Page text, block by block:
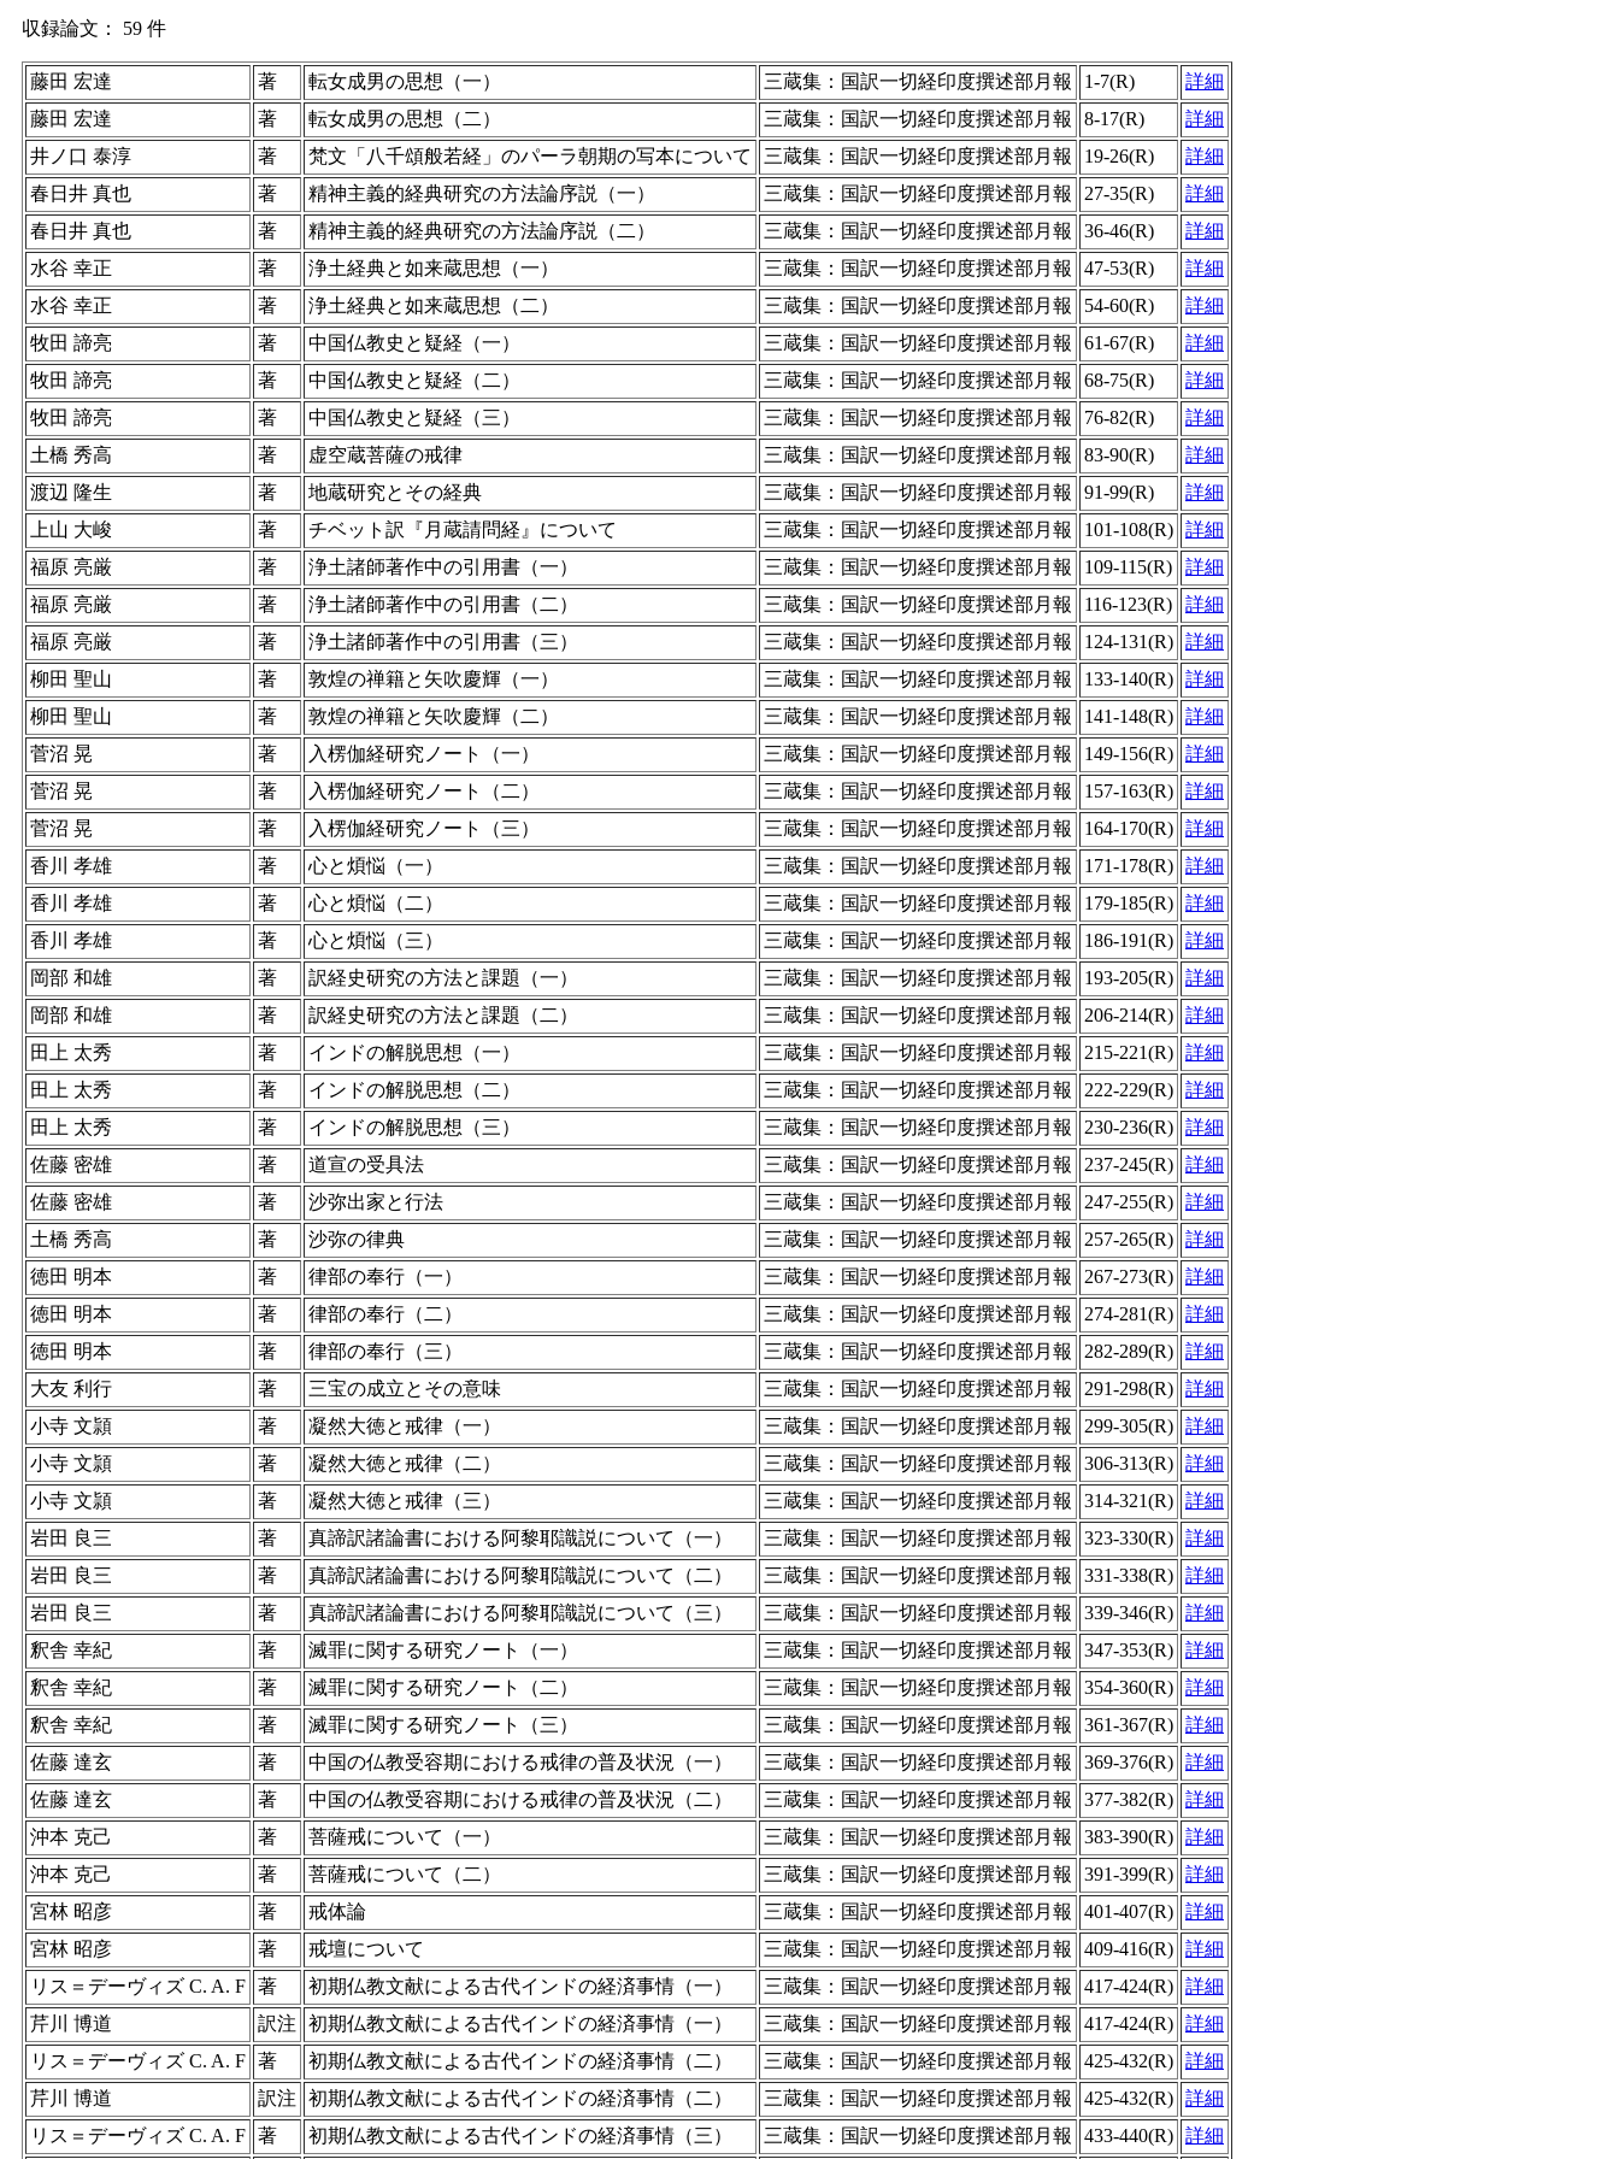
収録論文： 59 件
藤田 宏達 著 転女成男の思想（一） 三蔵集：国訳一切経印度撰述部月報 1-7(R)
詳細
藤田 宏達
著 転女成男の思想（二） 三蔵集：国訳一切経印度撰述部月報 8-17(R)
詳細
井ノ口 泰淳
著 梵文「八千頌般若経」のパーラ朝期の写本について 三蔵集：国訳一切経印度撰述部月報 19-26(R)
詳細
春日井 真也
著 精神主義的経典研究の方法論序説（一） 三蔵集：国訳一切経印度撰述部月報 27-35(R)
詳細
春日井 真也
著 精神主義的経典研究の方法論序説（二） 三蔵集：国訳一切経印度撰述部月報 36-46(R)
詳細
水谷 幸正
著 浄土経典と如来蔵思想（一） 三蔵集：国訳一切経印度撰述部月報 47-53(R)
詳細
水谷 幸正
著 浄土経典と如来蔵思想（二） 三蔵集：国訳一切経印度撰述部月報 54-60(R)
詳細
牧田 諦亮
著 中国仏教史と疑経（一） 三蔵集：国訳一切経印度撰述部月報 61-67(R)
詳細
牧田 諦亮
著 中国仏教史と疑経（二） 三蔵集：国訳一切経印度撰述部月報 68-75(R)
詳細
牧田 諦亮
著 中国仏教史と疑経（三） 三蔵集：国訳一切経印度撰述部月報 76-82(R)
詳細
土橋 秀高
著 虚空蔵菩薩の戒律 三蔵集：国訳一切経印度撰述部月報 83-90(R)
詳細
渡辺 隆生
著 地蔵研究とその経典 三蔵集：国訳一切経印度撰述部月報 91-99(R)
詳細
上山 大峻
著 チベット訳『月蔵請問経』について 三蔵集：国訳一切経印度撰述部月報 101-108(R) 詳細
福原 亮厳
著 浄土諸師著作中の引用書（一） 三蔵集：国訳一切経印度撰述部月報 109-115(R)
詳細
福原 亮厳
著 浄土諸師著作中の引用書（二） 三蔵集：国訳一切経印度撰述部月報 116-123(R)
詳細
福原 亮厳
著 浄土諸師著作中の引用書（三） 三蔵集：国訳一切経印度撰述部月報 124-131(R) 詳細
柳田 聖山
著 敦煌の禅籍と矢吹慶輝（一） 三蔵集：国訳一切経印度撰述部月報 133-140(R) 詳細
柳田 聖山
著 敦煌の禅籍と矢吹慶輝（二） 三蔵集：国訳一切経印度撰述部月報 141-148(R) 詳細
菅沼 晃
著 入楞伽経研究ノート（一） 三蔵集：国訳一切経印度撰述部月報 149-156(R) 詳細
菅沼 晃
著 入楞伽経研究ノート（二） 三蔵集：国訳一切経印度撰述部月報 157-163(R) 詳細
菅沼 晃
著 入楞伽経研究ノート（三） 三蔵集：国訳一切経印度撰述部月報 164-170(R) 詳細
香川 孝雄
著 心と煩悩（一） 三蔵集：国訳一切経印度撰述部月報 171-178(R) 詳細
香川 孝雄
著 心と煩悩（二） 三蔵集：国訳一切経印度撰述部月報 179-185(R) 詳細
香川 孝雄
著 心と煩悩（三） 三蔵集：国訳一切経印度撰述部月報 186-191(R) 詳細
岡部 和雄
著 訳経史研究の方法と課題（一） 三蔵集：国訳一切経印度撰述部月報 193-205(R) 詳細
岡部 和雄
著 訳経史研究の方法と課題（二） 三蔵集：国訳一切経印度撰述部月報 206-214(R) 詳細
田上 太秀
著 インドの解脱思想（一） 三蔵集：国訳一切経印度撰述部月報 215-221(R) 詳細
田上 太秀
著 インドの解脱思想（二） 三蔵集：国訳一切経印度撰述部月報 222-229(R) 詳細
田上 太秀
著 インドの解脱思想（三） 三蔵集：国訳一切経印度撰述部月報 230-236(R) 詳細
佐藤 密雄
著 道宣の受具法 三蔵集：国訳一切経印度撰述部月報 237-245(R) 詳細
佐藤 密雄
著 沙弥出家と行法 三蔵集：国訳一切経印度撰述部月報 247-255(R) 詳細
土橋 秀高
著 沙弥の律典 三蔵集：国訳一切経印度撰述部月報 257-265(R) 詳細
徳田 明本
著 律部の奉行（一） 三蔵集：国訳一切経印度撰述部月報 267-273(R) 詳細
徳田 明本
著 律部の奉行（二） 三蔵集：国訳一切経印度撰述部月報 274-281(R) 詳細
徳田 明本
著 律部の奉行（三） 三蔵集：国訳一切経印度撰述部月報 282-289(R) 詳細
大友 利行
著 三宝の成立とその意味 三蔵集：国訳一切経印度撰述部月報 291-298(R) 詳細
小寺 文頴
著 凝然大徳と戒律（一） 三蔵集：国訳一切経印度撰述部月報 299-305(R) 詳細
小寺 文頴
著 凝然大徳と戒律（二） 三蔵集：国訳一切経印度撰述部月報 306-313(R) 詳細
小寺 文頴
著 凝然大徳と戒律（三） 三蔵集：国訳一切経印度撰述部月報 314-321(R) 詳細
岩田 良三
著 真諦訳諸論書における阿黎耶識説について（一） 三蔵集：国訳一切経印度撰述部月報 323-330(R) 詳細
岩田 良三
著 真諦訳諸論書における阿黎耶識説について（二） 三蔵集：国訳一切経印度撰述部月報 331-338(R) 詳細
岩田 良三
著 真諦訳諸論書における阿黎耶識説について（三） 三蔵集：国訳一切経印度撰述部月報 339-346(R) 詳細
釈舎 幸紀
著 滅罪に関する研究ノート（一） 三蔵集：国訳一切経印度撰述部月報 347-353(R) 詳細
釈舎 幸紀
著 滅罪に関する研究ノート（二） 三蔵集：国訳一切経印度撰述部月報 354-360(R) 詳細
釈舎 幸紀
著 滅罪に関する研究ノート（三） 三蔵集：国訳一切経印度撰述部月報 361-367(R) 詳細
佐藤 達玄
著 中国の仏教受容期における戒律の普及状況（一） 三蔵集：国訳一切経印度撰述部月報 369-376(R) 詳細
佐藤 達玄
著 中国の仏教受容期における戒律の普及状況（二） 三蔵集：国訳一切経印度撰述部月報 377-382(R) 詳細
沖本 克己
著 菩薩戒について（一） 三蔵集：国訳一切経印度撰述部月報 383-390(R) 詳細
沖本 克己
著 菩薩戒について（二） 三蔵集：国訳一切経印度撰述部月報 391-399(R) 詳細
宮林 昭彦
著 戒体論 三蔵集：国訳一切経印度撰述部月報 401-407(R) 詳細
宮林 昭彦
著 戒壇について 三蔵集：国訳一切経印度撰述部月報 409-416(R) 詳細
リス＝デーヴィズ C. A. F 著 初期仏教文献による古代インドの経済事情（一） 三蔵集：国訳一切経印度撰述部月報 417-424(R) 詳細
芹川 博道
訳注 初期仏教文献による古代インドの経済事情（一） 三蔵集：国訳一切経印度撰述部月報 417-424(R) 詳細
リス＝デーヴィズ C. A. F 著 初期仏教文献による古代インドの経済事情（二） 三蔵集：国訳一切経印度撰述部月報 425-432(R) 詳細
芹川 博道
訳注 初期仏教文献による古代インドの経済事情（二） 三蔵集：国訳一切経印度撰述部月報 425-432(R) 詳細
リス＝デーヴィズ C. A. F 著 初期仏教文献による古代インドの経済事情（三） 三蔵集：国訳一切経印度撰述部月報 433-440(R) 詳細